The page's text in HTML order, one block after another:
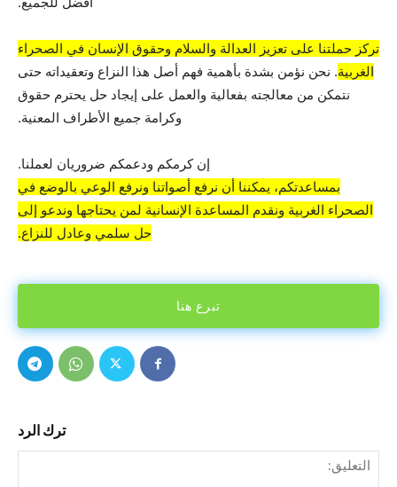
تركز حملتنا على تعزيز العدالة والسلام وحقوق الإنسان في الصحراء
الغربية. نحن نؤمن بشدة بأهمية فهم أصل هذا النزاع وتعقيداته حتى
نتمكن من معالجته بفعالية والعمل على إيجاد حل يحترم حقوق
وكرامة جميع الأطراف المعنية.
إن كرمكم ودعمكم ضروريان لعملنا.
بمساعدتكم، يمكننا أن نرفع أصواتنا ونرفع الوعي بالوضع في
الصحراء الغربية ونقدم المساعدة الإنسانية لمن يحتاجها وندعو إلى
حل سلمي وعادل للنزاع.
تبرع هنا
ترك الرد